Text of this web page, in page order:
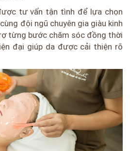
tư vấn tận tình để lựa chọn
đội ngũ chuyên gia giàu kinh
từng bước chăm sóc đồng thời
đại giúp da được cải thiện rõ